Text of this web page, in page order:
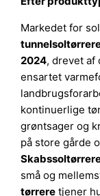
Markedet for
2024, drevet af
ensartet
kontinuerlige
grøntsager og
på store gårde
små og
tørrere tjener